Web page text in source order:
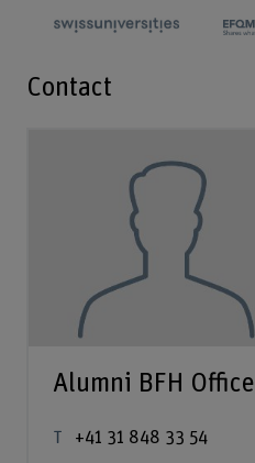
Contact
Alumni BFH Office
+41 31 848 33 54